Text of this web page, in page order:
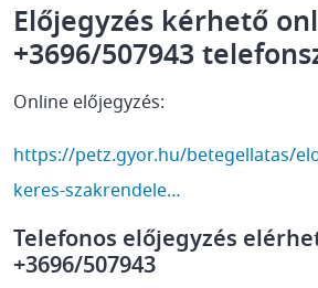
Előjegyzés kérhető
+3696/507943
Online előjegyzés:
https://petz.gyor.hu/betegellatas/
keres-szakrendele…
Telefonos előjegyzés
+3696/507943